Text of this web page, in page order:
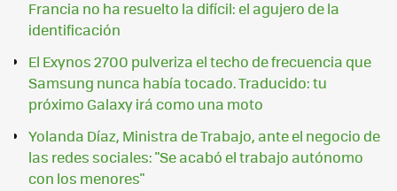
Francia no ha resuelto la difícil: el agujero de la
identificación
El Exynos 2700 pulveriza el techo de frecuencia que
Samsung nunca había tocado. Traducido: tu
próximo Galaxy irá como una moto
Yolanda Díaz, Ministra de Trabajo, ante el negocio de
las redes sociales: "Se acabó el trabajo autónomo
con los menores"